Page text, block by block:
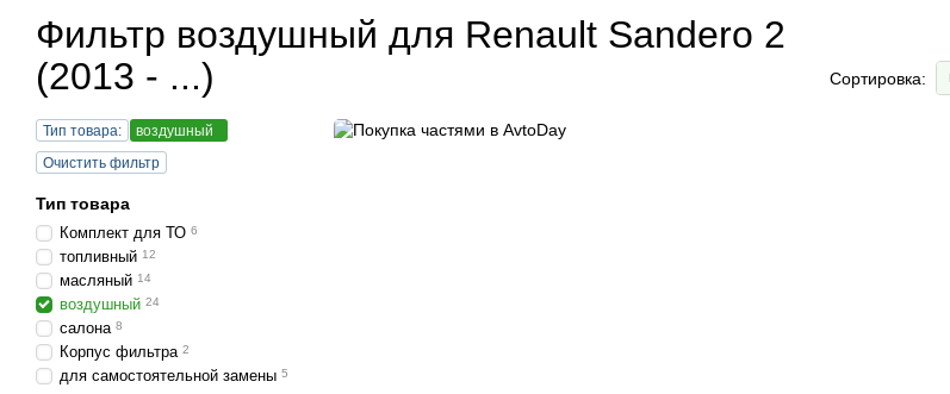
Фильтр воздушный для Renault Sandero 2
(2013 - ...)
Сортировка:
Тип товара:
воздушный
Очистить фильтр
Тип товара
Комплект для ТО 6
топливный 12
масляный 14
воздушный 24
салона 8
Корпус фильтра 2
для самостоятельной замены 5